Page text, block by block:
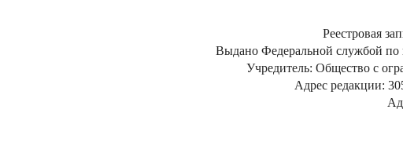
Реестровая
Выдано Федеральной службой по
Учредитель: Общество с
Адрес редакции: